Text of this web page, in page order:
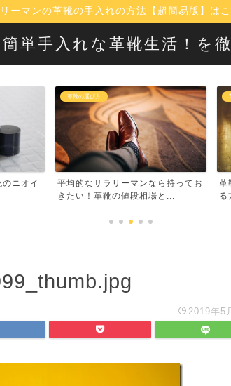
ーマンの革靴の手入れの方法【超簡易版】はこ
簡単手入れな革靴生活！を
ってお
革靴のお手入れ方法
革靴の手入れを簡単・時短で済ませ
る方法【毎日たった30秒...
【
タ
2019年5